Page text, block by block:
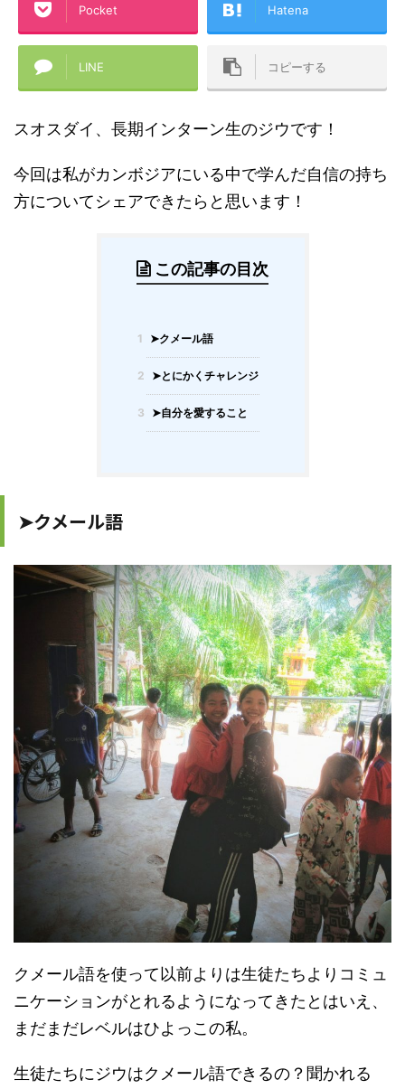
Pocket Hatena
LINE コピーする
スオスダイ、長期インターン生のジウです！
今回は私がカンボジアにいる中で学んだ自信の持ち
方についてシェアできたらと思います！
この記事の目次
1 ➤クメール語
2 ➤とにかくチャレンジ
3 ➤自分を愛すること
➤クメール語
クメール語を使って以前よりは生徒たちよりコミュ
ニケーションがとれるようになってきたとはいえ、
まだまだレベルはひよっこの私。
生徒たちにジウはクメール語できるの？聞かれる